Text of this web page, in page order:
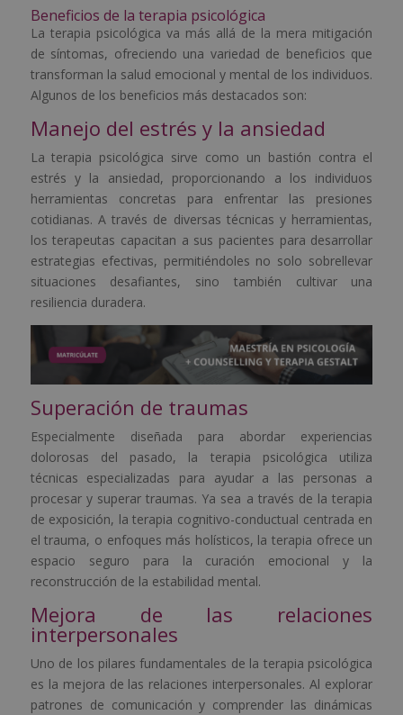
Beneficios de la terapia psicológica
La terapia psicológica va más allá de la mera mitigación
de síntomas, ofreciendo una variedad de beneficios que
transforman la salud emocional y mental de los individuos.
Algunos de los beneficios más destacados son:
Manejo del estrés y la ansiedad
La terapia psicológica sirve como un bastión contra el
estrés y la ansiedad, proporcionando a los individuos
herramientas concretas para enfrentar las presiones
cotidianas. A través de diversas técnicas y herramientas,
los terapeutas capacitan a sus pacientes para desarrollar
estrategias efectivas, permitiéndoles no solo sobrellevar
situaciones desafiantes, sino también cultivar una
resiliencia duradera.
Superación de traumas
Especialmente diseñada para abordar experiencias
dolorosas del pasado, la terapia psicológica utiliza
técnicas especializadas para ayudar a las personas a
procesar y superar traumas. Ya sea a través de la terapia
de exposición, la terapia cognitivo-conductual centrada en
el trauma, o enfoques más holísticos, la terapia ofrece un
espacio seguro para la curación emocional y la
reconstrucción de la estabilidad mental.
Mejora de las relaciones
interpersonales
Uno de los pilares fundamentales de la terapia psicológica
es la mejora de las relaciones interpersonales. Al explorar
patrones de comunicación y comprender las dinámicas